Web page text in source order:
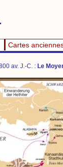
Cartes
av. J.-C. : Le